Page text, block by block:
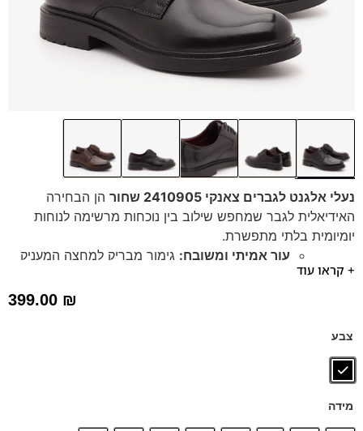
נעלי אלגנט לגברים צאנקי 2410905 שחור
הן הבחירה
האידיאלית לגבר שמחפש שילוב בין נוכחות מרשימה לנוחות
יומיומית בלתי מתפשרת.
עור אמיתי ומשובח: גימור מבריק למחצה המעניק
סוליית גומי עבה עם
+ קראו עוד
399.00 ₪
צבע
מידה